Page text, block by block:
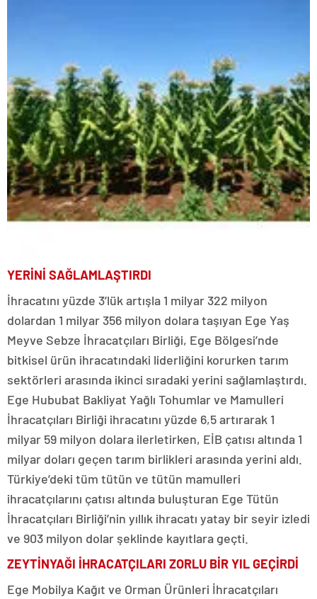
YERİNİ SAĞLAMLAŞTIRDI
İhracatını yüzde 3’lük artışla 1 milyar 322 milyon
dolardan 1 milyar 356 milyon dolara taşıyan Ege Yaş
Meyve Sebze İhracatçıları Birliği, Ege Bölgesi’nde
bitkisel ürün ihracatındaki liderliğini korurken tarım
sektörleri arasında ikinci sıradaki yerini sağlamlaştırdı.
Ege Hububat Bakliyat Yağlı Tohumlar ve Mamulleri
İhracatçıları Birliği ihracatını yüzde 6,5 artırarak 1
milyar 59 milyon dolara ilerletirken, EİB çatısı altında 1
milyar doları geçen tarım birlikleri arasında yerini aldı.
Türkiye’deki tüm tütün ve tütün mamulleri
ihracatçılarını çatısı altında buluşturan Ege Tütün
İhracatçıları Birliği’nin yıllık ihracatı yatay bir seyir izledi
ve 903 milyon dolar şeklinde kayıtlara geçti.
ZEYTİNYAĞI İHRACATÇILARI ZORLU BİR YIL GEÇİRDİ
Ege Mobilya Kağıt ve Orman Ürünleri İhracatçıları